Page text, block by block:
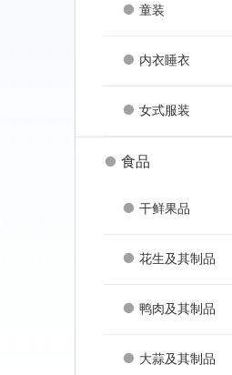
童装
内衣睡衣
女式服装
食品
干鲜果品
花生及其制品
鸭肉及其制品
大蒜及其制品